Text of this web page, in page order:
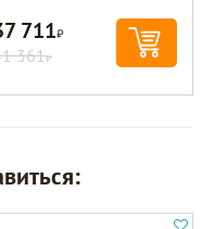
711Р
361Р